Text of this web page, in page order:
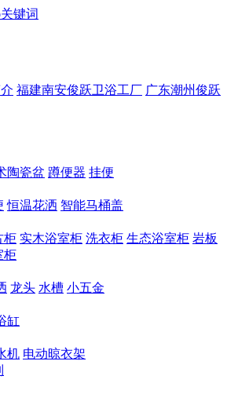
福建南安俊跃卫浴工厂 广东潮州俊跃
陶瓷盆 蹲便器 挂便
恒温花洒 智能马桶盖
柜 实木浴室柜 洗衣柜 生态浴室柜 岩板
柜
龙头 水槽 小五金
缸
机 电动晾衣架